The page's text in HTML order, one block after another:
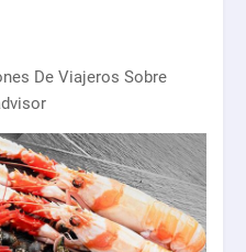
De Viajeros Sobre